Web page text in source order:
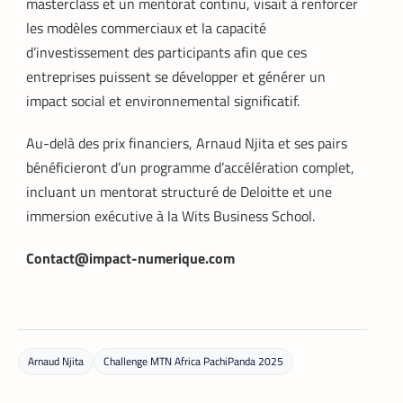
les modèles commerciaux et la capacité
d’investissement des participants afin que ces
entreprises puissent se développer et générer un
impact social et environnemental significatif.
Au-delà des prix financiers, Arnaud Njita et ses pairs
bénéficieront d’un programme d’accélération complet,
incluant un mentorat structuré de Deloitte et une
immersion exécutive à la Wits Business School.
Contact@impact-numerique.com
Arnaud Njita Challenge MTN Africa PachiPanda 2025
Data center : 70 % d’énergie économisée
pour un retour sur investissement